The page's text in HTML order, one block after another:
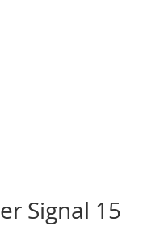
Signal 15